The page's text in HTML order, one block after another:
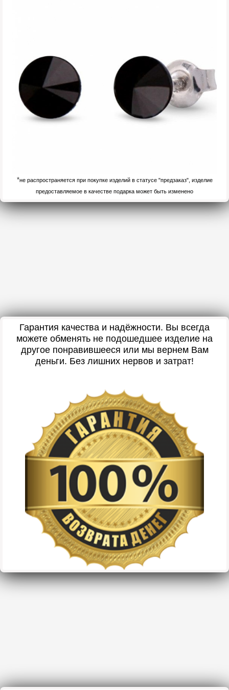
*не распространяется при покупке изделий в статусе "предзаказ", изделие
предоставляемое в качестве подарка может быть изменено
Гарантия качества и надёжности. Вы всегда
можете обменять не подошедшее изделие на
другое понравившееся или мы вернем Вам
деньги. Без лишних нервов и затрат!